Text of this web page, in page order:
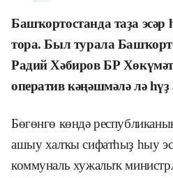
Башҡортостанда таҙа эсәр
тора. Был турала
Радий Хәбиров БР
оператив кәңәшмәлә лә
Бөгөнгө көндә
ашыу халҡы сифатһыҙ һыу
коммуналь хужалыҡ